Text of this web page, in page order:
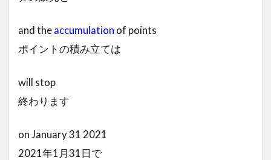
and theaccumulation of points
ポイントの積み立ては
will stop
終わります
on January 31 2021
2021年1月31日で